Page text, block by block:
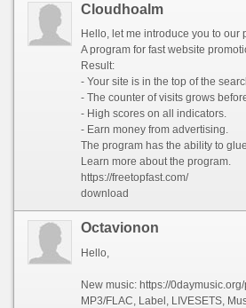
Сloudhoalm
Hello, let me introduce you to our
A program for fast website
Result:
- Your site is in the top of the
- The counter of visits grows
- High scores on all indicators.
- Earn money from advertising.
The program has the ability to glue the sites of
Learn more about the program.
https://freetopfast.com/
download
Octavionon
Hello,
New music: https://
MP3/FLAC, Label, LIVESETS,